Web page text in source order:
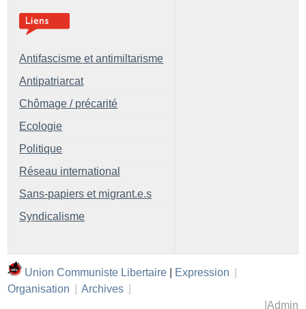
Antifascisme et antimiltarisme
Antipatriarcat
Chômage / précarité
Ecologie
Politique
Réseau international
Sans-papiers et migrant.e.s
Syndicalisme
Union Communiste Libertaire Expression
Organisation
Archives
Admin